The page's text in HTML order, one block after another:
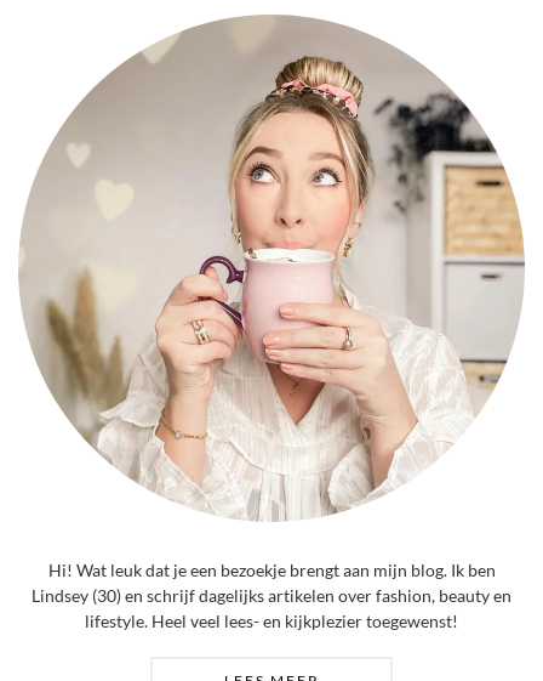
Hi! Wat leuk dat je een bezoekje brengt aan mijn blog. Ik ben
Lindsey (30) en schrijf dagelijks artikelen over fashion, beauty en
lifestyle. Heel veel lees- en kijkplezier toegewenst!